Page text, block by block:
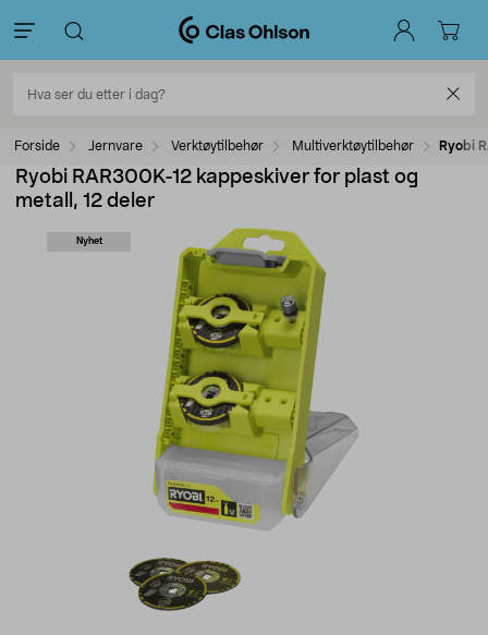
Forside Jernvare Verktøytilbehør Multiverktøytilbehør Ryobi
Ryobi RAR300K-12 kappeskiver for plast og
metall, 12 deler
Nyhet